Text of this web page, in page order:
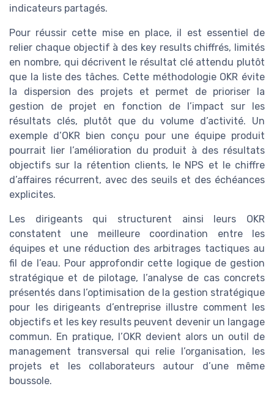
indicateurs partagés.
Pour réussir cette mise en place, il est essentiel de
relier chaque objectif à des key results chiffrés, limités
en nombre, qui décrivent le résultat clé attendu plutôt
que la liste des tâches. Cette méthodologie OKR évite
la dispersion des projets et permet de prioriser la
gestion de projet en fonction de l’impact sur les
résultats clés, plutôt que du volume d’activité. Un
exemple d’OKR bien conçu pour une équipe produit
pourrait lier l’amélioration du produit à des résultats
objectifs sur la rétention clients, le NPS et le chiffre
d’affaires récurrent, avec des seuils et des échéances
explicites.
Les dirigeants qui structurent ainsi leurs OKR
constatent une meilleure coordination entre les
équipes et une réduction des arbitrages tactiques au
fil de l’eau. Pour approfondir cette logique de gestion
stratégique et de pilotage, l’analyse de cas concrets
présentés dans l’optimisation de la gestion stratégique
pour les dirigeants d’entreprise illustre comment les
objectifs et les key results peuvent devenir un langage
commun. En pratique, l’OKR devient alors un outil de
management transversal qui relie l’organisation, les
projets et les collaborateurs autour d’une même
boussole.